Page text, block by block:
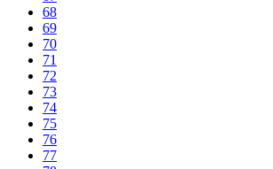
68
69
70
71
72
73
74
75
76
77